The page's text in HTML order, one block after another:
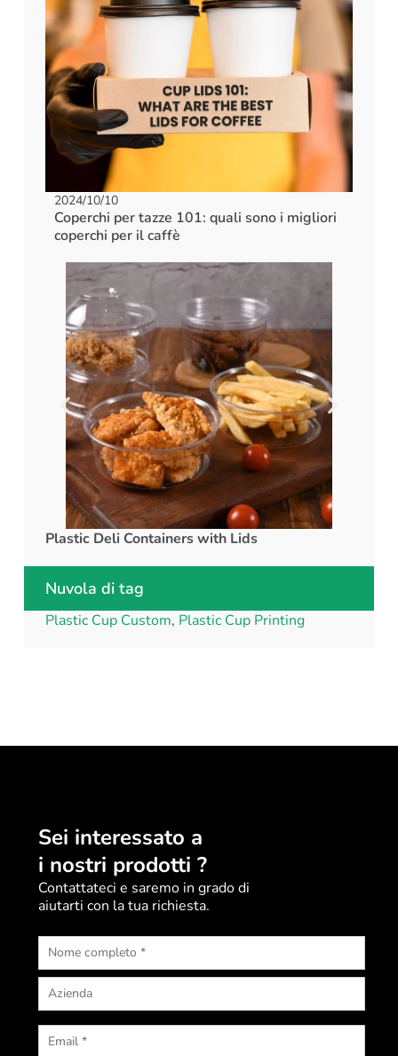
2024/10/10
Coperchi per tazze 101: quali sono i migliori
coperchi per il caffè
Plastic Deli Containers with Lids
Nuvola di tag
Plastic Cup Custom, Plastic Cup Printing
Sei interessato a
i nostri prodotti ?
Contattateci e saremo in grado di
aiutarti con la tua richiesta.